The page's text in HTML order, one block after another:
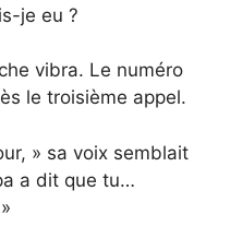
je eu ?
vibra. Le numéro
le troisième appel.
» sa voix semblait
a dit que tu…